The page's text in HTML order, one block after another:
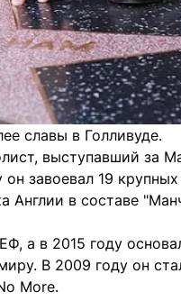
славы в Голливуде.
выступавший за
завоевал 19
Англии в составе
а в 2015 году
В 2009 году он
More.